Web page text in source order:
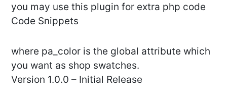
you may use this plugin for extra php code
Code Snippets
where pa_color is the global attribute which
you want as shop swatches.
Version 1.0.0 – Initial Release